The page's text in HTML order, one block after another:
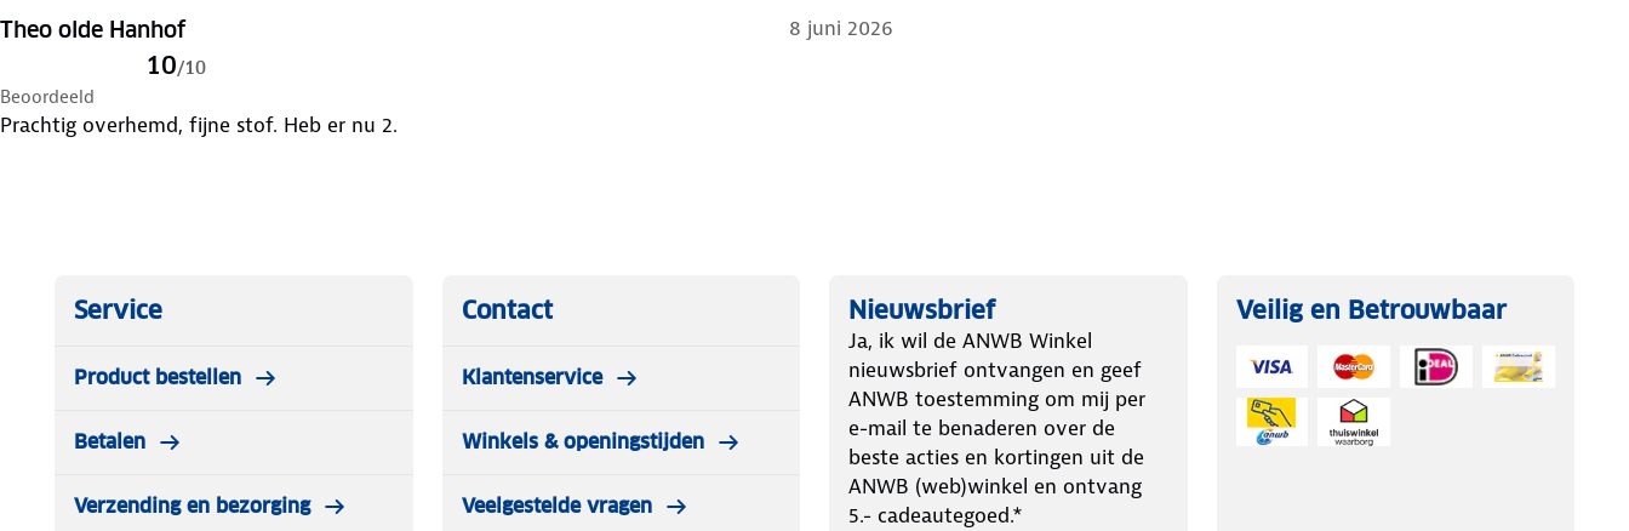
Theo olde Hanhof 8 juni 2026
10/10
Beoordeeld
Prachtig overhemd, fijne stof. Heb er nu 2.
Service
Product bestellen
Betalen
Verzending en bezorging
Contact
Klantenservice
Winkels & openingstijden
Veelgestelde vragen
Nieuwsbrief
Ja, ik wil de ANWB Winkel
nieuwsbrief ontvangen en geef
ANWB toestemming om mij per
e-mail te benaderen over de
beste acties en kortingen uit de
ANWB (web)winkel en ontvang
5.- cadeautegoed.*
Veilig en Betrouwbaar